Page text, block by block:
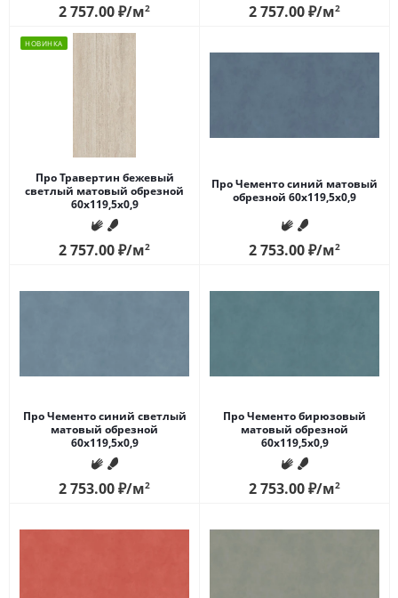
2 757.00₽/м2 2 757.00₽/м2
НОВИНКА
Про Травертин бежевый
светлый матовый обрезной
60x119,5x0,9
2 757.00₽/м2
Про Чементо синий матовый
обрезной 60x119,5x0,9
2 753.00₽/м2
Про Чементо синий светлый
матовый обрезной
60x119,5x0,9
2 753.00₽/м2
Про Чементо бирюзовый
матовый обрезной
60x119,5x0,9
2 753.00₽/м2